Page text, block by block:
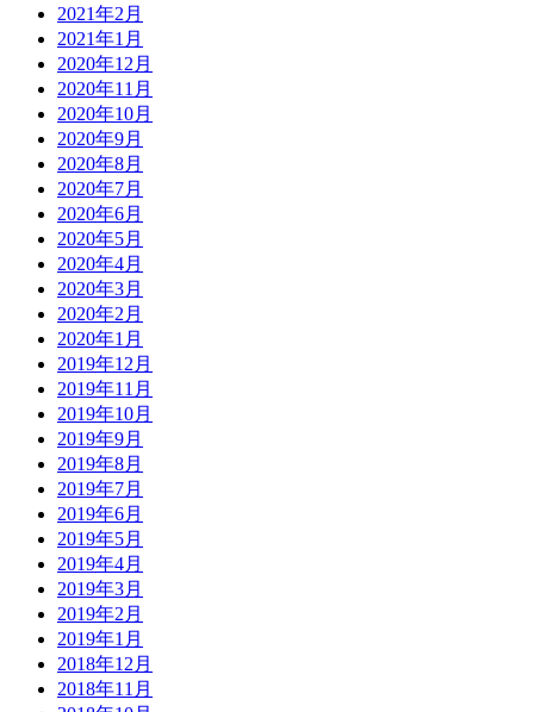
2021年2月
2021年1月
2020年12月
2020年11月
2020年10月
2020年9月
2020年8月
2020年7月
2020年6月
2020年5月
2020年4月
2020年3月
2020年2月
2020年1月
2019年12月
2019年11月
2019年10月
2019年9月
2019年8月
2019年7月
2019年6月
2019年5月
2019年4月
2019年3月
2019年2月
2019年1月
2018年12月
2018年11月